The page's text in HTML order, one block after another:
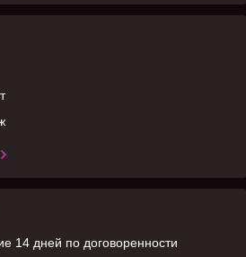
14 дней по договоренности